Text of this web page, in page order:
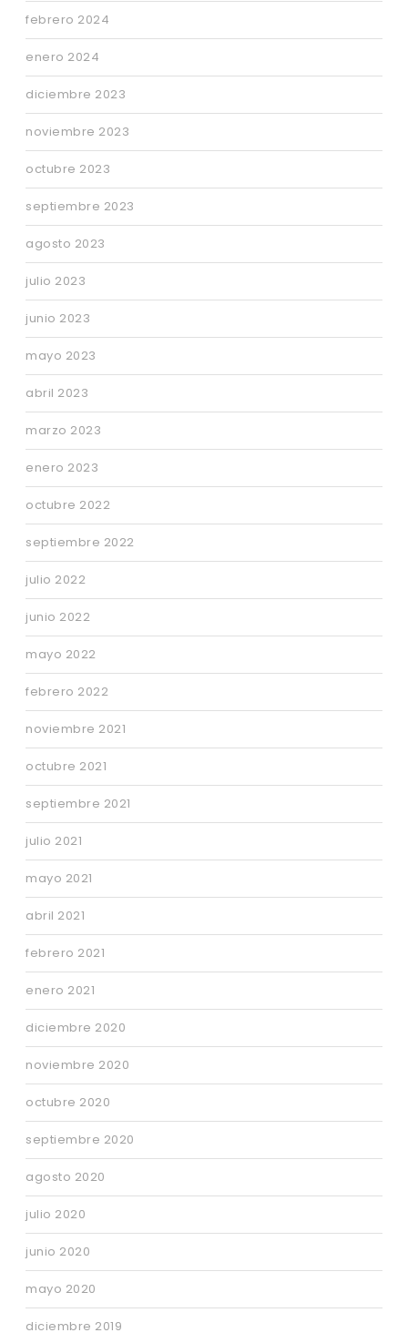
febrero 2024
enero 2024
diciembre 2023
noviembre 2023
octubre 2023
septiembre 2023
agosto 2023
julio 2023
junio 2023
mayo 2023
abril 2023
marzo 2023
enero 2023
octubre 2022
septiembre 2022
julio 2022
junio 2022
mayo 2022
febrero 2022
noviembre 2021
octubre 2021
septiembre 2021
julio 2021
mayo 2021
abril 2021
febrero 2021
enero 2021
diciembre 2020
noviembre 2020
octubre 2020
septiembre 2020
agosto 2020
julio 2020
junio 2020
mayo 2020
diciembre 2019